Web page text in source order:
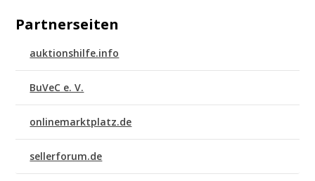
Partnerseiten
auktionshilfe.info
BuVeC e. V.
onlinemarktplatz.de
sellerforum.de